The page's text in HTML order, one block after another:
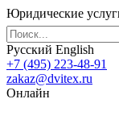
Юридические
Русский English
+7 (495) 223-48-91
zakaz@dvitex.ru
Онлайн